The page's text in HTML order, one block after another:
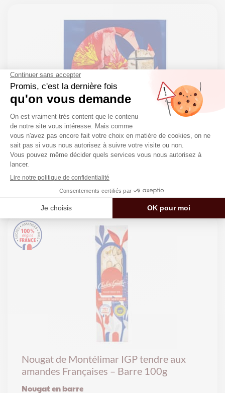
Ecrin de Nougat de Montélimar – 240g
Marques
Nougat de Montélimar IGP tendre aux
amandes Françaises – Barre 100g
Nougat en barre